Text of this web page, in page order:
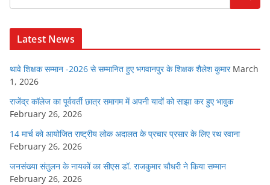
Latest News
थावे शिक्षक सम्मान -2026 से सम्मानित हुए भगवानपुर के शिक्षक शैलेश कुमार March
1, 2026
राजेंद्र कॉलेज का पूर्ववर्ती छात्र समागम में अपनी यादों को साझा कर हुए भावुक
February 26, 2026
14 मार्च को आयोजित राष्ट्रीय लोक अदालत के प्रचार प्रसार के लिए रथ रवाना
February 26, 2026
जनसंख्या संतुलन के नायकों का सीएस डॉ. राजकुमार चौधरी ने किया सम्मान
February 26, 2026